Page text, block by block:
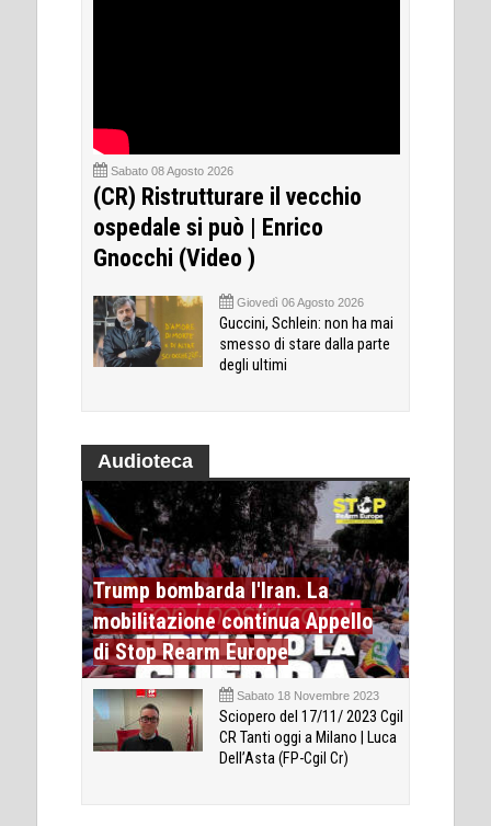
Sabato 08 Agosto 2026
(CR) Ristrutturare il vecchio
ospedale si può | Enrico
Gnocchi (Video )
Giovedì 06 Agosto 2026
Guccini, Schlein: non ha mai
smesso di stare dalla parte
degli ultimi
Audioteca
Trump bombarda l'Iran. La
mobilitazione continua Appello
di Stop Rearm Europe
Sabato 18 Novembre 2023
Sciopero del 17/11/ 2023 Cgil
CR Tanti oggi a Milano | Luca
Dell’Asta (FP-Cgil Cr)